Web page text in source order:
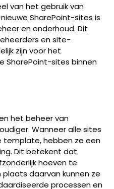
van het gebruik van
SharePoint-sites is
en onderhoud. Dit
en site-
zijn voor het
SharePoint-sites binnen
het beheer van
Wanneer alle sites
template, hebben ze een
Dit betekent dat
hoeven te
daarvan kunnen ze
processen en